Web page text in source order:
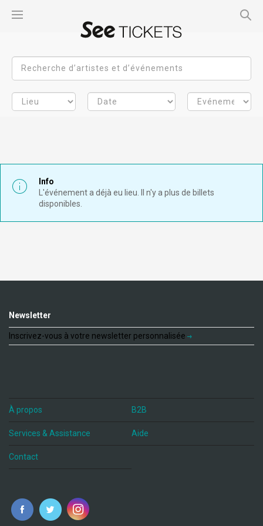
Info
L'événement a déjà eu lieu. Il n'y a plus de billets
disponibles.
Newsletter
Inscrivez-vous à votre newsletter personnalisée
À propos B2B
Services & Assistance Aide
Contact
fr